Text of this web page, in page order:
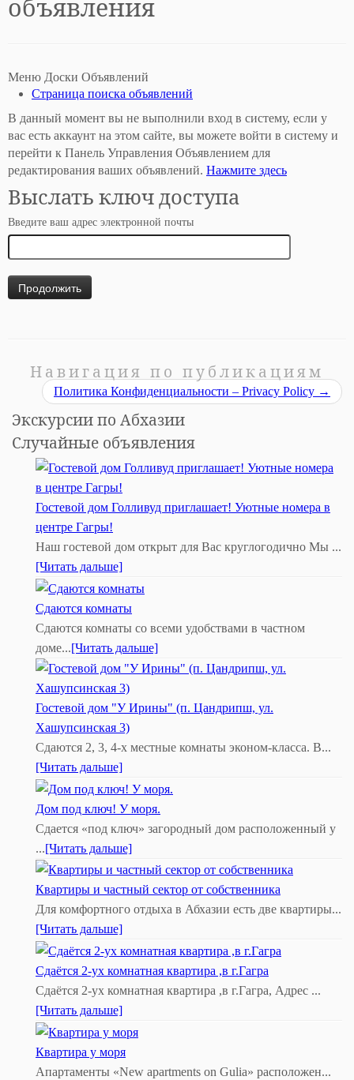
объявления
Меню Доски Объявлений
Страница поиска объявлений
В данный момент вы не выполнили вход в систему, если у
вас есть аккаунт на этом сайте, вы можете войти в систему и
перейти к Панель Управления Объявлением для
редактирования ваших объявлений. Нажмите здесь
Выслать ключ доступа
Введите ваш адрес электронной почты
Навигация по публикациям
Политика Конфиденциальности – Privacy Policy →
Экскурсии по Абхазии
Случайные объявления
Гостевой дом Голливуд приглашает! Уютные номера в
центре Гагры!
Наш гостевой дом открыт для Вас круглогодично Мы ...
[Читать дальше]
Сдаются комнаты
Сдаются комнаты со всеми удобствами в частном
доме...[Читать дальше]
Гостевой дом "У Ирины" (п. Цандрипш, ул.
Хашупсинская 3)
Сдаются 2, 3, 4-х местные комнаты эконом-класса. В...
[Читать дальше]
Дом под ключ! У моря.
Сдается «под ключ» загородный дом расположенный у
...[Читать дальше]
Квартиры и частный сектор от собственника
Для комфортного отдыха в Абхазии есть две квартиры...
[Читать дальше]
Сдаётся 2-ух комнатная квартира ,в г.Гагра
Сдаётся 2-ух комнатная квартира ,в г.Гагра, Адрес ...
[Читать дальше]
Квартира у моря
Апартаменты «New apartments on Gulia» расположен...